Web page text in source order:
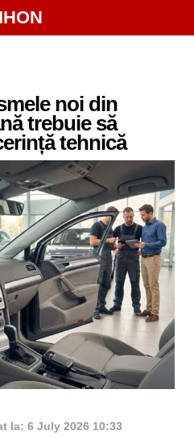
noi din
trebuie să
tehnică
la: 6 July 2026 10:33